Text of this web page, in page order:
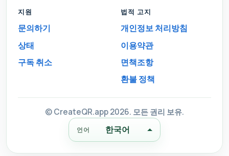
지원
문의하기
상태
구독 취소
법적 고지
개인정보 처리방침
이용약관
면책조항
환불 정책
© CreateQR.app 2026. 모든 권리 보유.
언어 한국어